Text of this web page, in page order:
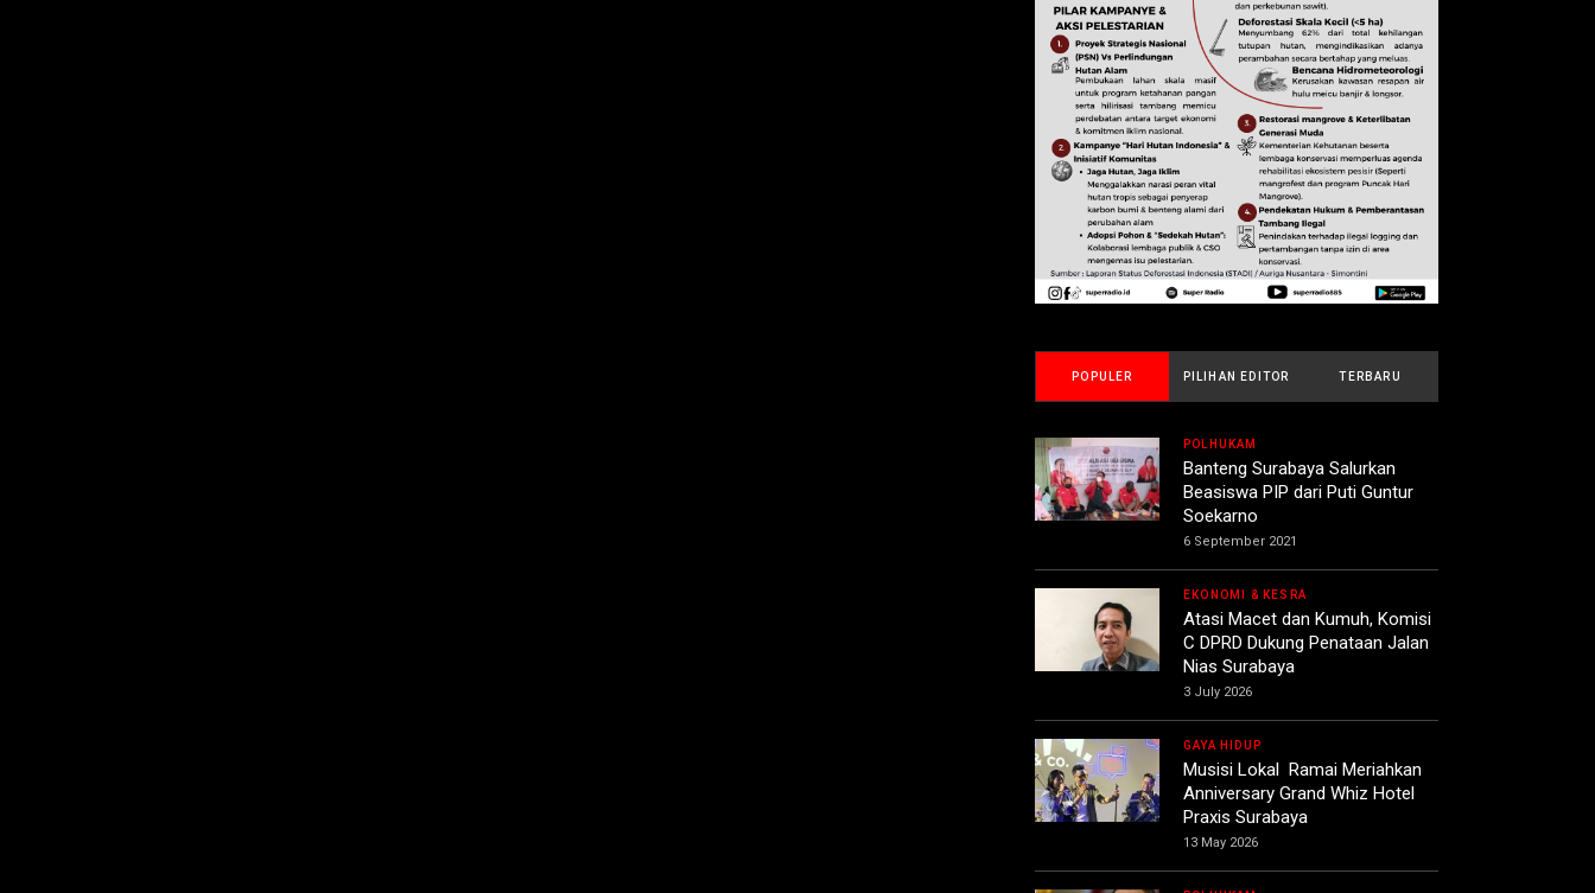
POPULER PILIHAN EDITOR TERBARU
POLHUKAM
Banteng Surabaya Salurkan
Beasiswa PIP dari Puti Guntur
Soekarno
6 September 2021
EKONOMI & KESRA
Atasi Macet dan Kumuh, Komisi
C DPRD Dukung Penataan Jalan
Nias Surabaya
3 July 2026
GAYA HIDUP
Musisi Lokal Ramai Meriahkan
Anniversary Grand Whiz Hotel
Praxis Surabaya
13 May 2026